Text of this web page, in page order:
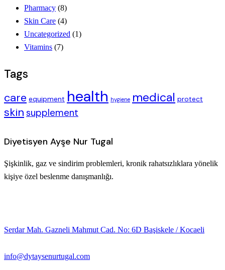
Pharmacy (8)
Skin Care (4)
Uncategorized (1)
Vitamins (7)
Tags
care equipment health hygiene medical protect
skin supplement
Diyetisyen Ayşe Nur Tugal
Şişkinlik, gaz ve sindirim problemleri, kronik rahatsızlıklara yönelik
kişiye özel beslenme danışmanlığı.
Serdar Mah. Gazneli Mahmut Cad. No: 6D Başiskele / Kocaeli
info@dytaysenurtugal.com